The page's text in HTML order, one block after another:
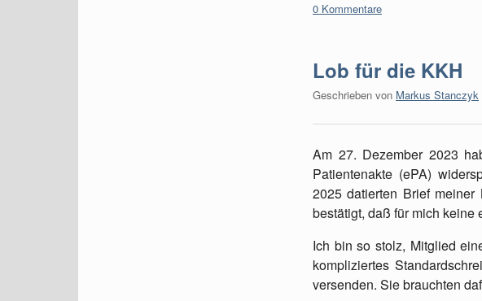
0 Kommentare
Lob für die KKH
Geschrieben von Markus Stanczyk
Am 27. Dezember 2023
Patientenakte (ePA)
2025 datierten Brief
bestätigt, daß für mich keine
Ich bin so stolz, Mitglied
kompliziertes
versenden. Sie brauchten